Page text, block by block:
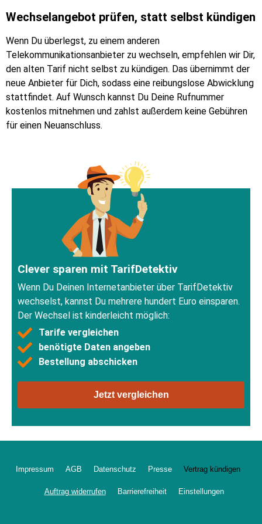
Wechselangebot prüfen, statt selbst kündigen
Wenn Du überlegst, zu einem anderen
Telekommunikationsanbieter zu wechseln, empfehlen wir Dir,
den alten Tarif nicht selbst zu kündigen. Das übernimmt der
neue Anbieter für Dich, sodass eine reibungslose Abwicklung
stattfindet. Auf Wunsch kannst Du Deine Rufnummer
kostenlos mitnehmen und zahlst außerdem keine Gebühren
für einen Neuanschluss.
Clever sparen mit TarifDetektiv
Wenn Du Deinen Internetanbieter über TarifDetektiv
wechselst, kannst Du mehrere hundert Euro einsparen.
Der Wechsel ist kinderleicht möglich:
Tarife vergleichen
benötigte Daten angeben
Bestellung abschicken
Jetzt vergleichen
Impressum AGB Datenschutz Presse Vertrag kündigen
Auftrag widerrufen Barrierefreiheit Einstellungen